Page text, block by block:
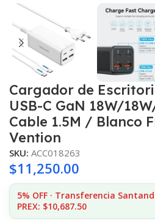
Cargador de
USB-C GaN 18W/
Cable 1.5M / Blanco
Vention
SKU: ACC018263
$11,250.00
5% OFF · Transferencia
PREX: $10,687.50